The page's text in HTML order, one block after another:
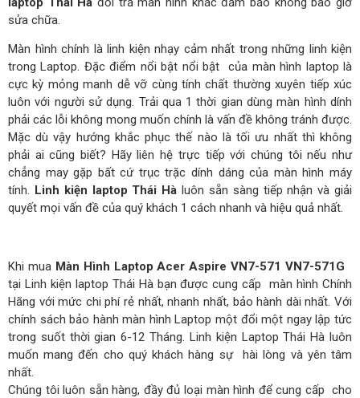
sửa chữa.
Màn hình chính là linh kiện nhạy cảm nhất trong những linh kiện
trong Laptop. Đặc điểm nổi bật nổi bật của màn hình laptop là
cực kỳ mỏng manh dễ vỡ cùng tính chất thường xuyên tiếp xúc
luôn với người sử dụng. Trải qua 1 thời gian dùng màn hình dính
phải các lỗi không mong muốn chính là vấn đề không tránh được.
Mặc dù vậy hướng khắc phục thế nào là tối ưu nhất thì không
phải ai cũng biết? Hãy liên hệ trực tiếp với chúng tôi nếu như
chẳng may gặp bất cứ trục trặc dính dáng của màn hình máy
tính. Linh kiện laptop Thái Hà luôn sẵn sàng tiếp nhận và giải
quyết mọi vấn đề của quý khách 1 cách nhanh và hiệu quả nhất.
Khi mua Màn Hình Laptop Acer Aspire VN7-571 VN7-571G
tại Linh kiện laptop Thái Hà bạn được cung cấp màn hình Chính
Hãng với mức chi phí rẻ nhất, nhanh nhất, bảo hành dài nhất. Với
chính sách bảo hành màn hình Laptop một đổi một ngay lập tức
trong suốt thời gian 6-12 Tháng. Linh kiện Laptop Thái Hà luôn
muốn mang đến cho quý khách hàng sự hài lòng và yên tâm
nhất.
Chúng tôi luôn sẵn hàng, đầy đủ loại màn hình để cung cấp cho